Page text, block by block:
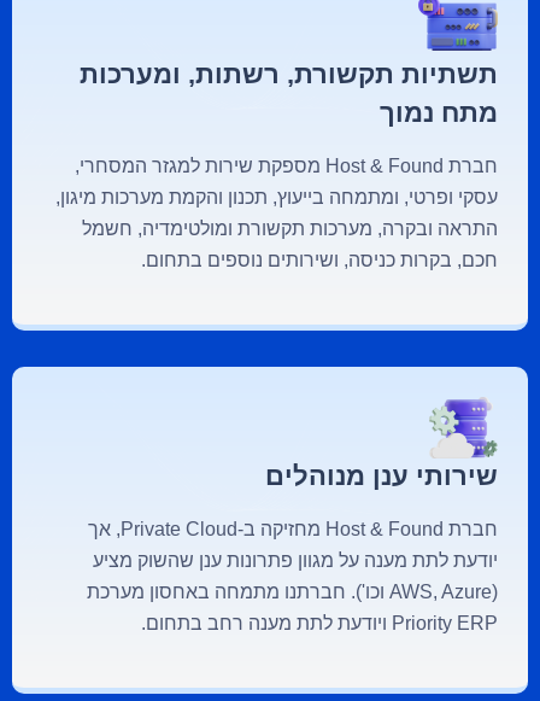
תשתיות תקשורת, רשתות, ומערכות
מתח נמוך
חברת Host & Found מספקת שירות למגזר המסחרי,
עסקי ופרטי, ומתמחה בייעוץ, תכנון והקמת מערכות מיגון,
התראה ובקרה, מערכות תקשורת ומולטימדיה, חשמל
חכם, בקרות כניסה, ושירותים נוספים בתחום.
שירותי ענן מנוהלים
חברת Host & Found מחזיקה ב-Private Cloud, אך
יודעת לתת מענה על מגוון פתרונות ענן שהשוק מציע
(AWS, Azure וכו'). חברתנו מתמחה באחסון מערכת
Priority ERP ויודעת לתת מענה רחב בתחום.